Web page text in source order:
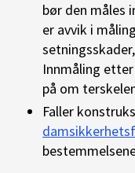
bør den måles
er avvik i
Innmåling
på om
Faller